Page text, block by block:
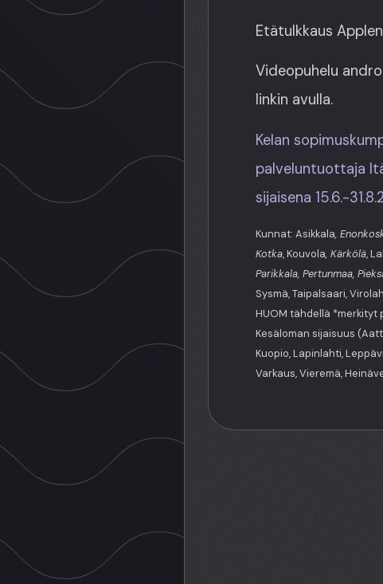
Etätulkkaus
Videopuhelu
linkin avulla.
Kelan
palveluntuottaja
sijaisena 15.6.-
Kunnat: Asikkala,
Kotka, Kouvola, Kärkölä,
Parikkala, Pertunmaa,
Sysmä, Taipalsaari,
HUOM tähdellä *merkityt
Kesäloman sijaisuus
Kuopio, Lapinlahti,
Varkaus, Vieremä,